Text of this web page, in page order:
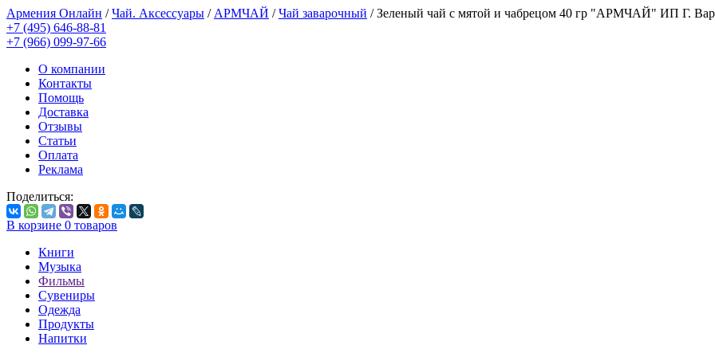
Армения Онлайн /Чай. Аксессуары / АРМЧАЙ /Чай заварочный /Зеленый чай с мятой и чабрецом 40 гр "АРМЧАЙ" ИП Г.
+7 (495) 646-88-81
+7 (966) 099-97-66
О компании
Контакты
Помощь
Доставка
Отзывы
Статьи
Оплата
Реклама
Поделиться:
В корзине 0 товаров
Книги
Музыка
Фильмы
Сувениры
Одежда
Продукты
Напитки